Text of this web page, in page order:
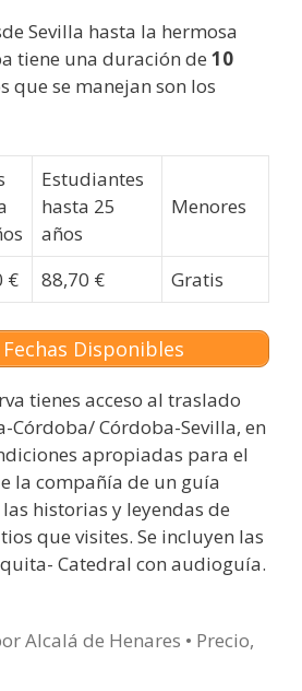
Sevilla hasta la hermosa
tiene una duración de 10
que se manejan son los
Estudiantes
hasta 25
años
Menores
€ 88,70 € Gratis
Disponibles
tienes acceso al traslado
Córdoba/ Córdoba-Sevilla, en
apropiadas para el
la compañía de un guía
historias y leyendas de
que visites. Se incluyen las
Catedral con audioguía.
Alcalá de Henares • Precio,